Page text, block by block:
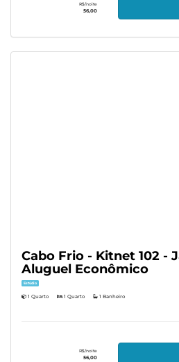
R$/noite
56,00
Cabo Frio - Kitnet 102 -
Aluguel Econômico
Estúdio
1 Quarto 1 Quarto 1 Banheiro
R$/noite
56,00